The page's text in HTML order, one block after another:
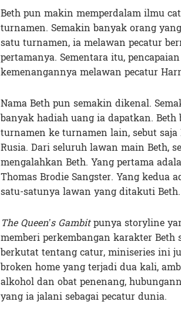
Beth pun makin memperdalam ilmu
turnamen. Semakin banyak orang
satu turnamen, ia melawan pecatur
pertamanya. Sementara itu,
kemenangannya melawan pecatur
Nama Beth pun semakin dikenal.
banyak hadiah uang ia dapatkan.
turnamen ke turnamen lain, sebut
Rusia. Dari seluruh lawan main Beth,
mengalahkan Beth. Yang pertama
Thomas Brodie Sangster. Yang kedua
satu-satunya lawan yang ditakuti Beth.
The Queen’s Gambitpunya storyline
memberi perkembangan karakter
berkutat tentang catur, miniseries ini
broken home yang terjadi dua kali,
alkohol dan obat penenang,
yang ia jalani sebagai pecatur dunia.